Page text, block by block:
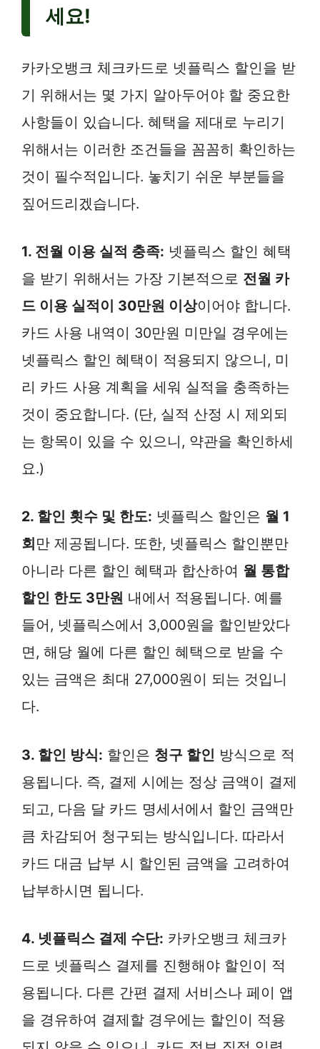
세요!
카카오뱅크 체크카드로 넷플릭스 할인을 받
기 위해서는 몇 가지 알아두어야 할 중요한
사항들이 있습니다. 혜택을 제대로 누리기
위해서는 이러한 조건들을 꼼꼼히 확인하는
것이 필수적입니다. 놓치기 쉬운 부분들을
짚어드리겠습니다.
1. 전월 이용 실적 충족: 넷플릭스 할인 혜택
을 받기 위해서는 가장 기본적으로 전월 카
드 이용 실적이 30만원 이상이어야 합니다.
카드 사용 내역이 30만원 미만일 경우에는
넷플릭스 할인 혜택이 적용되지 않으니, 미
리 카드 사용 계획을 세워 실적을 충족하는
것이 중요합니다. (단, 실적 산정 시 제외되
는 항목이 있을 수 있으니, 약관을 확인하세
요.)
2. 할인 횟수 및 한도: 넷플릭스 할인은 월 1
회 만 제공됩니다. 또한, 넷플릭스 할인뿐만
아니라 다른 할인 혜택과 합산하여 월 통합
할인 한도 3만원 내에서 적용됩니다. 예를
들어, 넷플릭스에서 3,000원을 할인받았다
면, 해당 월에 다른 할인 혜택으로 받을 수
있는 금액은 최대 27,000원이 되는 것입니
다.
3. 할인 방식: 할인은 청구 할인 방식으로 적
용됩니다. 즉, 결제 시에는 정상 금액이 결제
되고, 다음 달 카드 명세서에서 할인 금액만
큼 차감되어 청구되는 방식입니다. 따라서
카드 대금 납부 시 할인된 금액을 고려하여
납부하시면 됩니다.
4. 넷플릭스 결제 수단: 카카오뱅크 체크카
드로 넷플릭스 결제를 진행해야 할인이 적
용됩니다. 다른 간편 결제 서비스나 페이 앱
을 경유하여 결제할 경우에는 할인이 적용